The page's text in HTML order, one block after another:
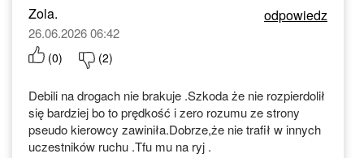
Zola. odpowiedz
26.06.2026 06:42
(0) (2)
Debili na drogach nie brakuje .Szkoda że nie rozpierdolił
się bardziej bo to prędkość i zero rozumu ze strony
pseudo kierowcy zawiniła.Dobrze,że nie trafił w innych
uczestników ruchu .Tfu mu na ryj .